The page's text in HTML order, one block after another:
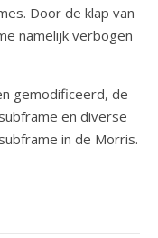
Door de klap van
namelijk verbogen
gemodificeerd, de
en diverse
in de Morris.